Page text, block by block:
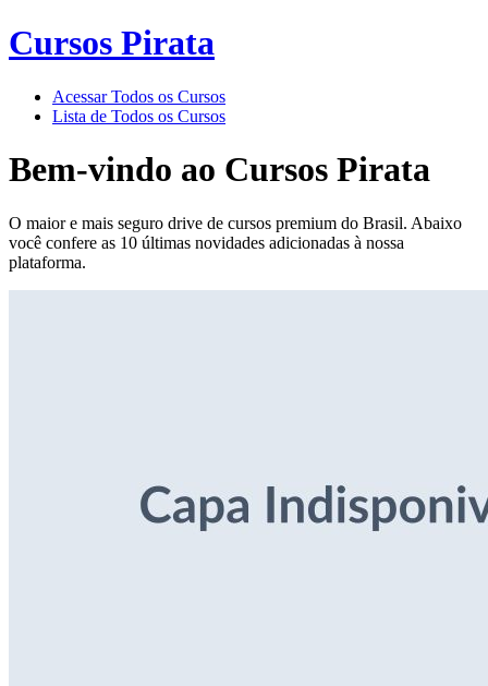
Cursos Pirata
Acessar Todos os Cursos
Lista de Todos os Cursos
Bem-vindo ao Cursos Pirata
O maior e mais seguro drive de cursos premium do Brasil. Abaixo
você confere as 10 últimas novidades adicionadas à nossa
plataforma.